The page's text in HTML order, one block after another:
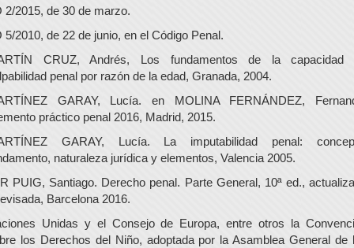
2/2015, de 30 de marzo.
5/2010, de 22 de junio, en el Código Penal.
CRUZ, Andrés, Los fundamentos de la capacidad
penal por razón de la edad, Granada, 2004.
GARAY, Lucía. en MOLINA FERNÁNDEZ,
práctico penal 2016, Madrid, 2015.
GARAY, Lucía. La imputabilidad penal:
naturaleza jurídica y elementos, Valencia 2005.
PUIG, Santiago. Derecho penal. Parte General, 10ª ed.,
Barcelona 2016.
Unidas y el Consejo de Europa, entre otros la
los Derechos del Niño, adoptada por la Asamblea General de